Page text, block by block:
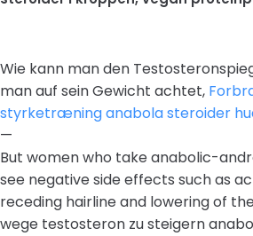
Wie kann man den
man auf sein Gewicht achtet,
styrketræning anabola steroider
—
But women who take anabolic-
see negative side effects such as
receding hairline and lowering of
wege testosteron zu steigern